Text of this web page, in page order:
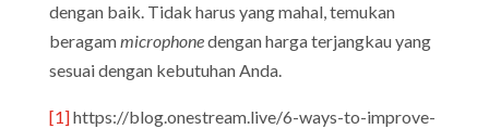
dengan baik. Tidak harus yang mahal, temukan
beragammicrophonedengan harga terjangkau yang
sesuai dengan kebutuhan Anda.
[1]https://blog.onestream.live/6-ways-to-improve-